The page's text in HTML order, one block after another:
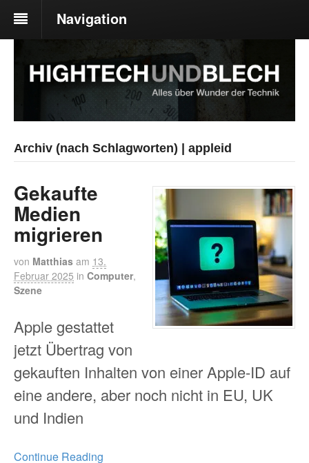
Navigation
Archiv (nach Schlagworten) | appleid
Gekaufte
Medien
migrieren
von Matthias am 13.
Februar 2025 in Computer,
Szene
Apple gestattet
jetzt Übertrag von
gekauften Inhalten von einer Apple-ID auf
eine andere, aber noch nicht in EU, UK
und Indien
Continue Reading